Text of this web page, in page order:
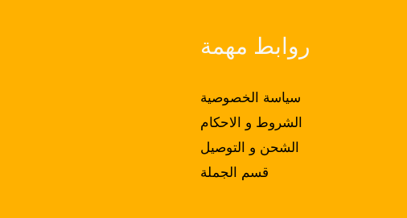
روابط مهمة
سياسة الخصوصية
الشروط و الاحكام
الشحن و التوصيل
قسم الجملة